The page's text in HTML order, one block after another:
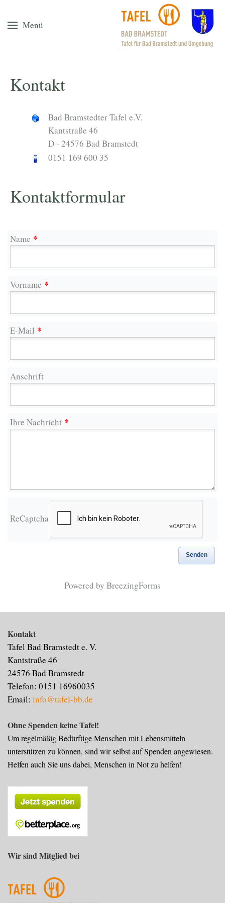
Menü
Kontakt
Bad Bramstedter Tafel e.V.
Kantstraße 46
D - 24576 Bad Bramstedt
0151 169 600 35
Kontaktformular
Name *
Vorname *
E-Mail *
Anschrift
Ihre Nachricht *
ReCaptcha
Senden
Powered by BreezingForms
Kontakt
Tafel Bad Bramstedt e. V.
Kantstraße 46
24576 Bad Bramstedt
Telefon: 0151 16960035
Email: info@tafel-bb.de
Ohne Spenden keine Tafel!
Um regelmäßig Bedürftige Menschen mit Lebensmitteln
unterstützen zu können, sind wir selbst auf Spenden angewiesen.
Helfen auch Sie uns dabei, Menschen in Not zu helfen!
Wir sind Mitglied bei